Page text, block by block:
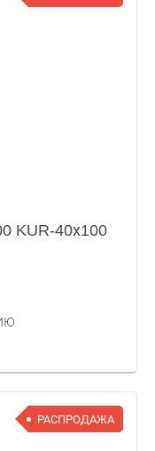
KUR-40х100
РАСПРОДАЖА